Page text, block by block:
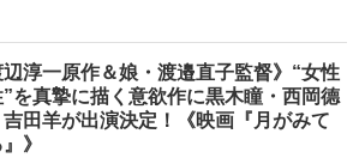
辺淳一原作＆娘・渡邉直子監督》“女性
を真摯に描く意欲作に黒木瞳・西岡德
田羊が出演決定！《映画『月がみて
》